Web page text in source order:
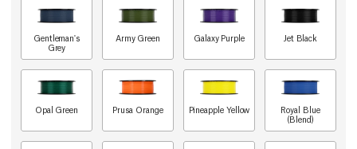
Gentleman's
Grey
Army Green Galaxy Purple Jet Black
Opal Green Prusa Orange Pineapple Yellow
Royal Blue
(Blend)